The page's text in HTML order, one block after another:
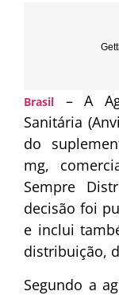
Brasil
– A
Sanitária
do
mg,
Sempre
decisão foi
e inclui
distribuição,
Segundo a